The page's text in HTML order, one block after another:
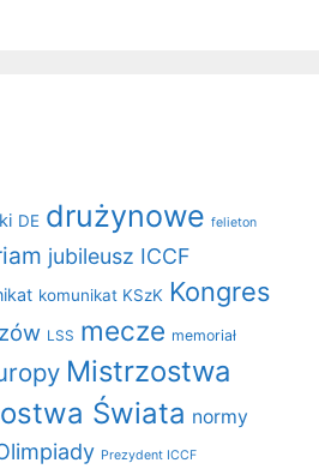
DE drużynowe felieton
jubileusz ICCF
komunikat KSzK Kongres
LSS mecze memoriał
Mistrzostwa
Świata normy
Prezydent ICCF